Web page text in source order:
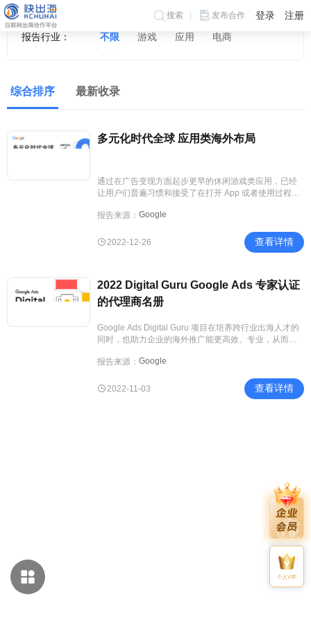
搜索 发布合作 登录
注册
报告行业：
不限 游戏 应用 电商
其他
综合排序 最新收录
多元化时代全球 应用类海外布局
通过在广告变现方面起步更早的休闲游戏类应用，已经
让用户们普遍习惯和接受了在打开 App 或者使用过程中
来的用户体验问题。谷歌《多元化时代全球应用类海外
趋势分析与洞察建议。
报告来源： Google
2022-12-26 查看详情
2022 Digital Guru Google Ads 专家认证
的代理商名册
Google Ads Digital Guru 项目在培养跨行业出海人才的
同时，也助力企业的海外推广能更高效、专业，从而赋
报告来源： Google
2022-11-03 查看详情
个人VIP